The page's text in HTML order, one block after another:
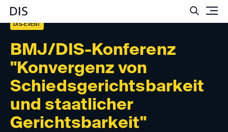
BMJ/DIS-Konferenz
"Konvergenz von
Schiedsgerichtsbarkeit
und staatlicher
Gerichtsbarkeit"
DIS-EVENT